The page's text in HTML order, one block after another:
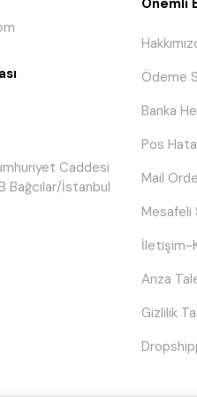
Caddesi
Bağcılar/İstanbul
Önemli
Ödeme
Banka
Pos
Mail
Mesafeli
İletişim-
Arıza
Gizlilik